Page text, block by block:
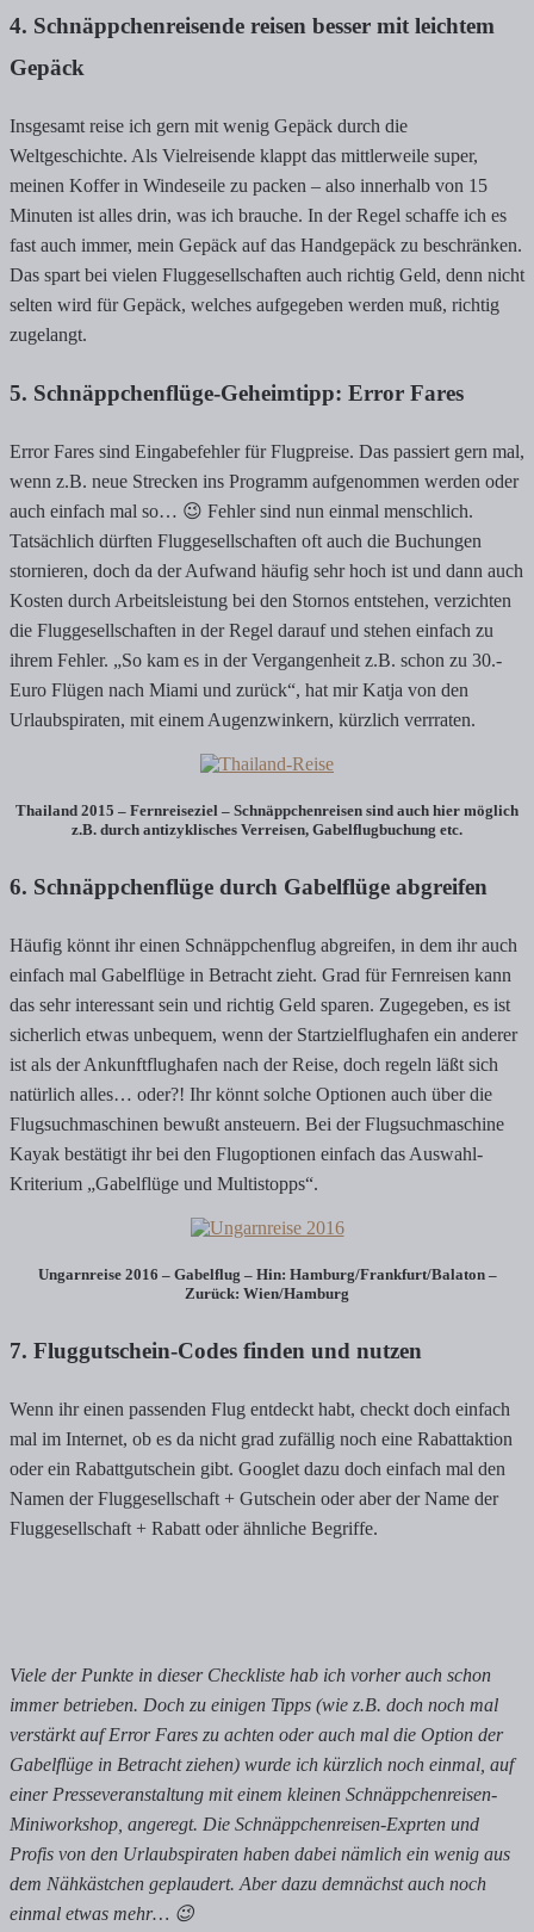
4. Schnäppchenreisende reisen besser mit leichtem
Gepäck
Insgesamt reise ich gern mit wenig Gepäck durch die
Weltgeschichte. Als Vielreisende klappt das mittlerweile super,
meinen Koffer in Windeseile zu packen – also innerhalb von 15
Minuten ist alles drin, was ich brauche. In der Regel schaffe ich es
fast auch immer, mein Gepäck auf das Handgepäck zu beschränken.
Das spart bei vielen Fluggesellschaften auch richtig Geld, denn nicht
selten wird für Gepäck, welches aufgegeben werden muß, richtig
zugelangt.
5. Schnäppchenflüge-Geheimtipp: Error Fares
Error Fares sind Eingabefehler für Flugpreise. Das passiert gern mal,
wenn z.B. neue Strecken ins Programm aufgenommen werden oder
auch einfach mal so… 😉 Fehler sind nun einmal menschlich.
Tatsächlich dürften Fluggesellschaften oft auch die Buchungen
stornieren, doch da der Aufwand häufig sehr hoch ist und dann auch
Kosten durch Arbeitsleistung bei den Stornos entstehen, verzichten
die Fluggesellschaften in der Regel darauf und stehen einfach zu
ihrem Fehler. „So kam es in der Vergangenheit z.B. schon zu 30.-
Euro Flügen nach Miami und zurück“, hat mir Katja von den
Urlaubspiraten, mit einem Augenzwinkern, kürzlich verrraten.
Thailand 2015 – Fernreiseziel – Schnäppchenreisen sind auch hier möglich
z.B. durch antizyklisches Verreisen, Gabelflugbuchung etc.
6. Schnäppchenflüge durch Gabelflüge abgreifen
Häufig könnt ihr einen Schnäppchenflug abgreifen, in dem ihr auch
einfach mal Gabelflüge in Betracht zieht. Grad für Fernreisen kann
das sehr interessant sein und richtig Geld sparen. Zugegeben, es ist
sicherlich etwas unbequem, wenn der Startzielflughafen ein anderer
ist als der Ankunftflughafen nach der Reise, doch regeln läßt sich
natürlich alles… oder?! Ihr könnt solche Optionen auch über die
Flugsuchmaschinen bewußt ansteuern. Bei der Flugsuchmaschine
Kayak bestätigt ihr bei den Flugoptionen einfach das Auswahl-
Kriterium „Gabelflüge und Multistopps“.
Ungarnreise 2016 – Gabelflug – Hin: Hamburg/Frankfurt/Balaton –
Zurück: Wien/Hamburg
7. Fluggutschein-Codes finden und nutzen
Wenn ihr einen passenden Flug entdeckt habt, checkt doch einfach
mal im Internet, ob es da nicht grad zufällig noch eine Rabattaktion
oder ein Rabattgutschein gibt. Googlet dazu doch einfach mal den
Namen der Fluggesellschaft + Gutschein oder aber der Name der
Fluggesellschaft + Rabatt oder ähnliche Begriffe.
Viele der Punkte in dieser Checkliste hab ich vorher auch schon
immer betrieben. Doch zu einigen Tipps (wie z.B. doch noch mal
verstärkt auf Error Fares zu achten oder auch mal die Option der
Gabelflüge in Betracht ziehen) wurde ich kürzlich noch einmal, auf
einer Presseveranstaltung mit einem kleinen Schnäppchenreisen-
Miniworkshop, angeregt. Die Schnäppchenreisen-Exprten und
Profis von den Urlaubspiraten haben dabei nämlich ein wenig aus
dem Nähkästchen geplaudert. Aber dazu demnächst auch noch
einmal etwas mehr… 😉